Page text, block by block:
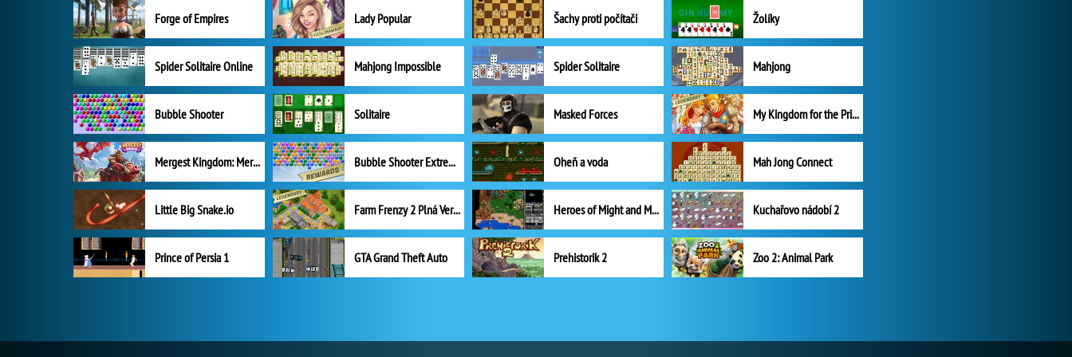
Forge of Empires Lady Popular Šachy proti počítači Žolíky
Spider Solitaire Online Mahjong Impossible Spider Solitaire Mahjong
Bubble Shooter Solitaire Masked Forces My Kingdom for the Princess Plná verze
Mergest Kingdom: Merge Puzzle Bubble Shooter Extreme Oheň a voda Mah Jong Connect
Little Big Snake.io Farm Frenzy 2 Plná Verze Heroes of Might and Magic II Kuchařovo nádobí 2
Prince of Persia 1 GTA Grand Theft Auto Prehistorik 2 Zoo 2: Animal Park